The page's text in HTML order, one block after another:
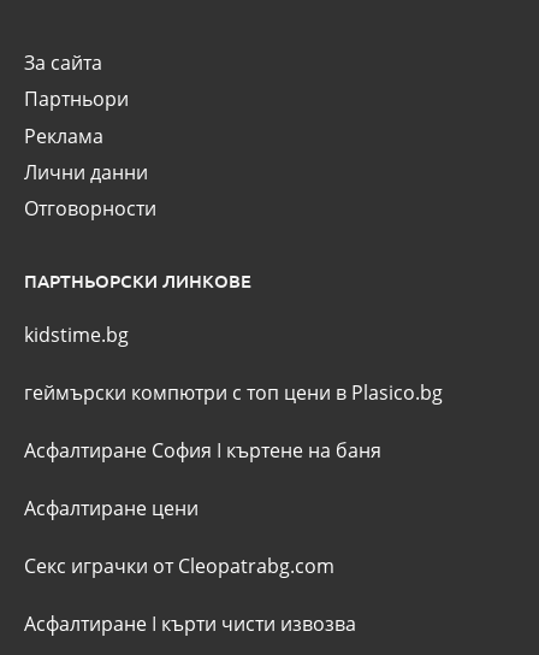
За сайта
Партньори
Реклама
Лични данни
Отговорности
ПАРТНЬОРСКИ ЛИНКОВЕ
kidstime.bg
геймърски компютри с топ цени в Plasico.bg
Асфалтиране София I къртене на баня
Асфалтиране цени
Секс играчки от Cleopatrabg.com
Асфалтиране I кърти чисти извозва